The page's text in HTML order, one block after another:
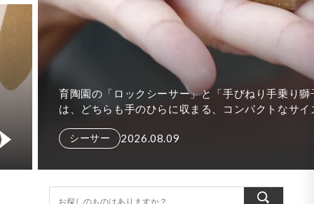
夏の時間をより心地よく楽しめる、器やアイテムが入荷
ました。 冷たい飲みものをたっぷり楽しめるビアマグカ
プやビアカップをはじめ、食卓に涼やかさを添える水差
し、さまざまな場面で使いやすい角皿Tト...
2026.08.03